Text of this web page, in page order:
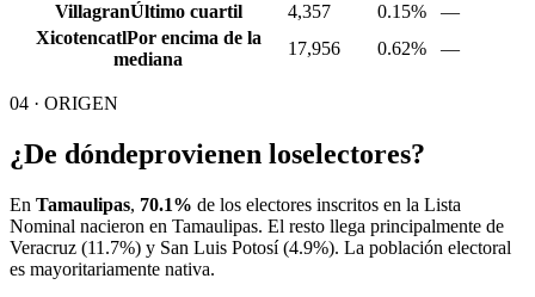
VillagranÚltimo cuartil 4,357 0.15%
—
XicotencatlPor encima de la
mediana
17,956 0.62% —
04 · ORIGEN
¿De dóndeprovienen loselectores?
En Tamaulipas, 70.1% de los electores inscritos en la Lista
Nominal nacieron en Tamaulipas. El resto llega principalmente de
Veracruz (11.7%) y San Luis Potosí(4.9%). La población electoral
es mayoritariamente nativa.